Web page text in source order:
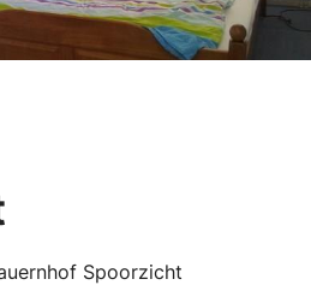
Spoorzicht